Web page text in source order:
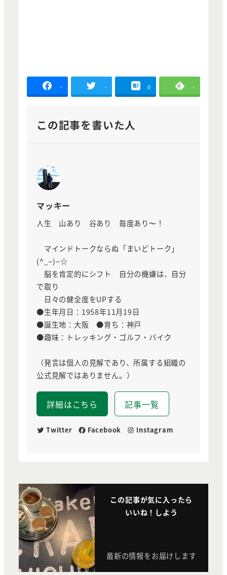
- - 0 -
この記事を書いた人
マッキー
人生 山あり 谷あり 毎度あり〜！
マインドトークならぬ「まいどトーク」
(^_−)−☆
脳を肯定的にシフト 自分の機嫌は、自分
で取り
日々の健全度をUPする
●生年月日：1958年11月19日
●誕生地：大阪 ●育ち：神戸
●趣味：トレッキング・ゴルフ・バイク
（発言は個人の見解であり、所属する組織の
公式見解ではありません。）
詳細はこちら 記事一覧
Twitter Facebook Instagram
この記事が気に入ったら
いいね！しよう
最新の情報をお届けします